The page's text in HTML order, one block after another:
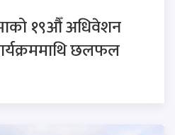
१९औँ अधिवेशन
छलफल